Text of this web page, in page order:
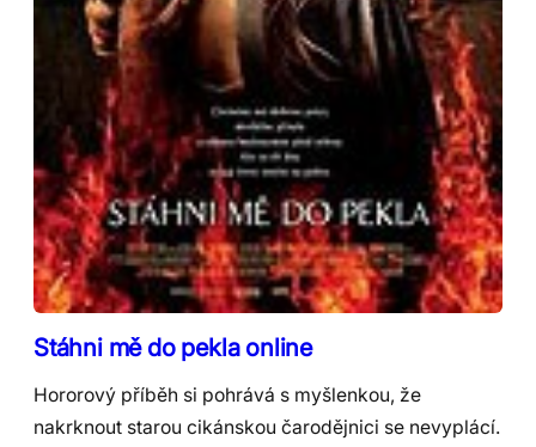
Stáhni mě do pekla online
Hororový příběh si pohrává s myšlenkou, že
nakrknout starou cikánskou čarodějnici se nevyplácí.